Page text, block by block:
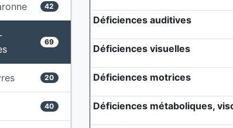
42
69
20
40
Déficiences auditives
Déficiences visuelles
Déficiences motrices
Déficiences métaboliques,